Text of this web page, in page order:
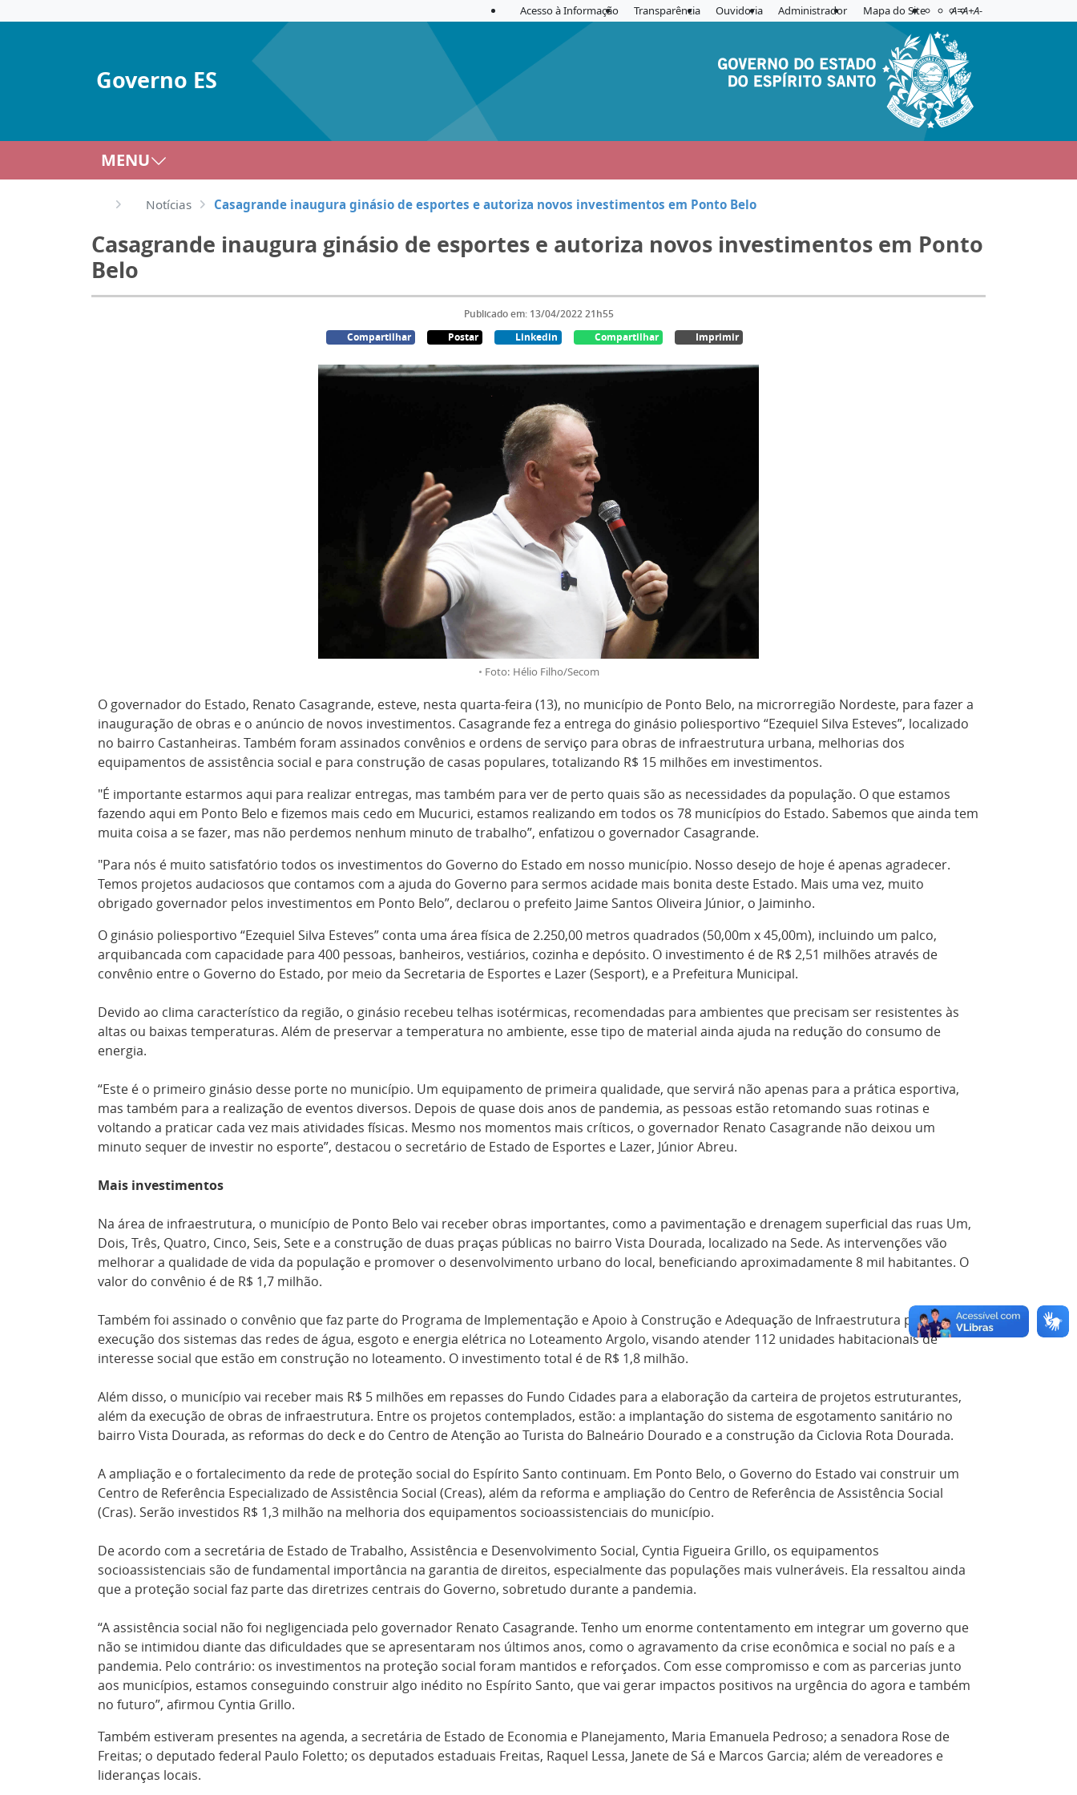
Acesso à Informação Transparência Ouvidoria Administrador Mapa do Site Acessibilidade
Aplicar contraste
A=A+A-
Governo ES
MENU
Notícias Casagrande inaugura ginásio de esportes e autoriza novos investimentos em Ponto Belo
Casagrande inaugura ginásio de esportes e autoriza novos investimentos em Ponto
Belo
Publicado em: 13/04/2022 21h55
Compartilhar
Postar Linkedin Compartilhar Imprimir
Foto: Hélio Filho/Secom
O governador do Estado, Renato Casagrande, esteve, nesta quarta-feira (13), no município de Ponto Belo, na microrregião Nordeste, para fazer a
inauguração de obras e o anúncio de novos investimentos. Casagrande fez a entrega do ginásio poliesportivo “Ezequiel Silva Esteves”, localizado
no bairro Castanheiras. Também foram assinados convênios e ordens de serviço para obras de infraestrutura urbana, melhorias dos
equipamentos de assistência social e para construção de casas populares, totalizando R$ 15 milhões em investimentos.
"É importante estarmos aqui para realizar entregas, mas também para ver de perto quais são as necessidades da população. O que estamos
fazendo aqui em Ponto Belo e fizemos mais cedo em Mucurici, estamos realizando em todos os 78 municípios do Estado. Sabemos que ainda tem
muita coisa a se fazer, mas não perdemos nenhum minuto de trabalho”, enfatizou o governador Casagrande.
"Para nós é muito satisfatório todos os investimentos do Governo do Estado em nosso município. Nosso desejo de hoje é apenas agradecer.
Temos projetos audaciosos que contamos com a ajuda do Governo para sermos acidade mais bonita deste Estado. Mais uma vez, muito
obrigado governador pelos investimentos em Ponto Belo”, declarou o prefeito Jaime Santos Oliveira Júnior, o Jaiminho.
O ginásio poliesportivo “Ezequiel Silva Esteves” conta uma área física de 2.250,00 metros quadrados (50,00m x 45,00m), incluindo um palco,
arquibancada com capacidade para 400 pessoas, banheiros, vestiários, cozinha e depósito. O investimento é de R$ 2,51 milhões através de
convênio entre o Governo do Estado, por meio da Secretaria de Esportes e Lazer (Sesport), e a Prefeitura Municipal.
Devido ao clima característico da região, o ginásio recebeu telhas isotérmicas, recomendadas para ambientes que precisam ser resistentes às
altas ou baixas temperaturas. Além de preservar a temperatura no ambiente, esse tipo de material ainda ajuda na redução do consumo de
energia.
“Este é o primeiro ginásio desse porte no município. Um equipamento de primeira qualidade, que servirá não apenas para a prática esportiva,
mas também para a realização de eventos diversos. Depois de quase dois anos de pandemia, as pessoas estão retomando suas rotinas e
voltando a praticar cada vez mais atividades físicas. Mesmo nos momentos mais críticos, o governador Renato Casagrande não deixou um
minuto sequer de investir no esporte”, destacou o secretário de Estado de Esportes e Lazer, Júnior Abreu.
Mais investimentos
Na área de infraestrutura, o município de Ponto Belo vai receber obras importantes, como a pavimentação e drenagem superficial das ruas Um,
Dois, Três, Quatro, Cinco, Seis, Sete e a construção de duas praças públicas no bairro Vista Dourada, localizado na Sede. As intervenções vão
melhorar a qualidade de vida da população e promover o desenvolvimento urbano do local, beneficiando aproximadamente 8 mil habitantes. O
valor do convênio é de R$ 1,7 milhão.
Também foi assinado o convênio que faz parte do Programa de Implementação e Apoio à Construção e Adequação de Infraestrutura para a
execução dos sistemas das redes de água, esgoto e energia elétrica no Loteamento Argolo, visando atender 112 unidades habitacionais de
interesse social que estão em construção no loteamento. O investimento total é de R$ 1,8 milhão.
Além disso, o município vai receber mais R$ 5 milhões em repasses do Fundo Cidades para a elaboração da carteira de projetos estruturantes,
além da execução de obras de infraestrutura. Entre os projetos contemplados, estão: a implantação do sistema de esgotamento sanitário no
bairro Vista Dourada, as reformas do deck e do Centro de Atenção ao Turista do Balneário Dourado e a construção da Ciclovia Rota Dourada.
A ampliação e o fortalecimento da rede de proteção social do Espírito Santo continuam. Em Ponto Belo, o Governo do Estado vai construir um
Centro de Referência Especializado de Assistência Social (Creas), além da reforma e ampliação do Centro de Referência de Assistência Social
(Cras). Serão investidos R$ 1,3 milhão na melhoria dos equipamentos socioassistenciais do município.
De acordo com a secretária de Estado de Trabalho, Assistência e Desenvolvimento Social, Cyntia Figueira Grillo, os equipamentos
socioassistenciais são de fundamental importância na garantia de direitos, especialmente das populações mais vulneráveis. Ela ressaltou ainda
que a proteção social faz parte das diretrizes centrais do Governo, sobretudo durante a pandemia.
“A assistência social não foi negligenciada pelo governador Renato Casagrande. Tenho um enorme contentamento em integrar um governo que
não se intimidou diante das dificuldades que se apresentaram nos últimos anos, como o agravamento da crise econômica e social no país e a
pandemia. Pelo contrário: os investimentos na proteção social foram mantidos e reforçados. Com esse compromisso e com as parcerias junto
aos municípios, estamos conseguindo construir algo inédito no Espírito Santo, que vai gerar impactos positivos na urgência do agora e também
no futuro”, afirmou Cyntia Grillo.
Também estiveram presentes na agenda, a secretária de Estado de Economia e Planejamento, Maria Emanuela Pedroso; a senadora Rose de
Freitas; o deputado federal Paulo Foletto; os deputados estaduais Freitas, Raquel Lessa, Janete de Sá e Marcos Garcia; além de vereadores e
lideranças locais.